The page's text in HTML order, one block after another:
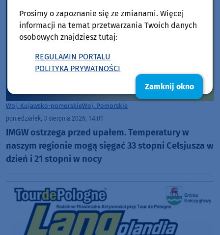
Woj. Kujawsko-pomorskieWoj. Pomorskie
poniedziałek, 3 sierpnia 2026, 14:01
IMGW ostrzega przed upałem. Temperatury w
naszym regionie mogą sięgać 33 stopni Celsjusza w
dzień i 21 stopni w nocy
Prosimy o zapoznanie się ze zmianami. Więcej
informacji na temat przetwarzania Twoich danych
osobowych znajdziesz tutaj:
REGULAMIN PORTALU
POLITYKA PRYWATNOŚCI
Zamknij okno